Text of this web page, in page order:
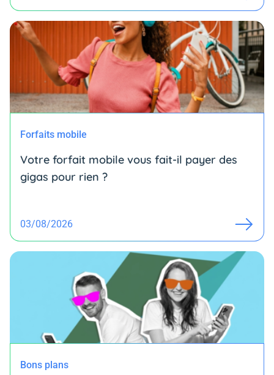
Forfaits mobile
Votre forfait mobile vous fait-il payer des
gigas pour rien ?
03/08/2026
Bons plans